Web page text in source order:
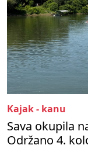
Kajak - kanu
Sava okupila
Održano 4.